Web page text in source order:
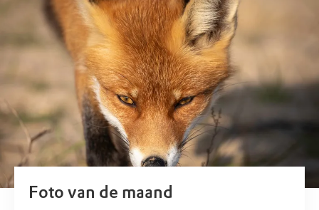
Foto van de maand